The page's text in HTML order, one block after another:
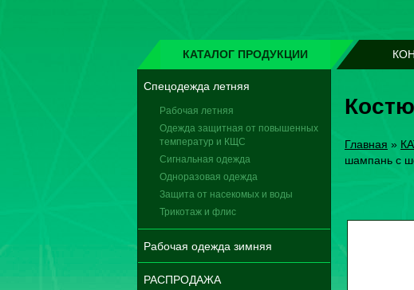
КАТАЛОГ ПРОДУКЦИИ
Спецодежда летняя
Рабочая летняя
Одежда защитная от повышенных
температур и КЩС
Сигнальная одежда
Одноразовая одежда
Защита от насекомых и воды
Трикотаж и флис
Рабочая одежда зимняя
РАСПРОДАЖА
Главная »
шампань с